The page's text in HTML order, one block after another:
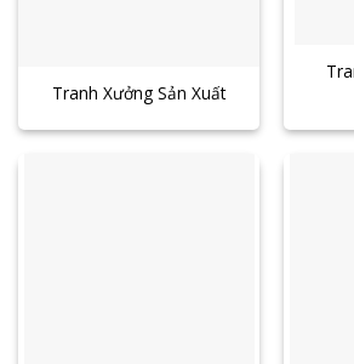
Tranh Xưởng Sản Xuất